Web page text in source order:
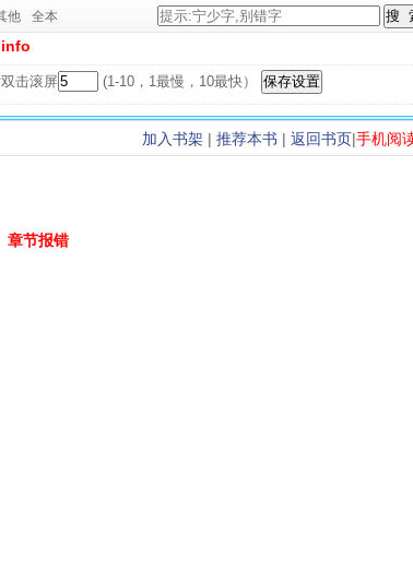
他 全本
击滚屏 (1-10，1最慢，10最快）
加入书架 | 推荐本书 | 返回书页|手机阅
章节报错